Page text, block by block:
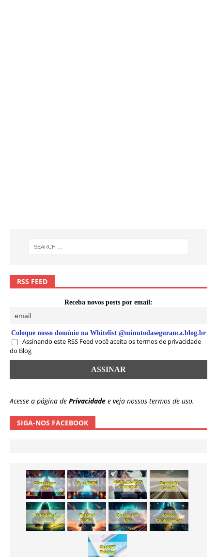
RSS FEED
Receba novos posts por email:
Coloque nosso domínio na Whitelist @minutodaseguranca.blog.br
Assinando este RSS Feed você aceita os termos de privacidade
do Blog
Acesse a página de Privacidade e veja nossos termos de uso.
SIGA-NOS FACEBOOK